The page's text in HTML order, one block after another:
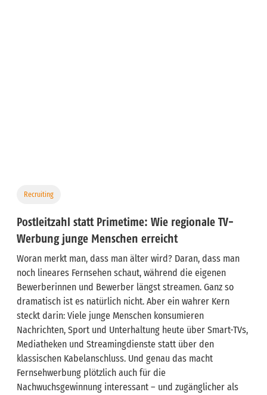
Recruiting
Postleitzahl statt Primetime: Wie regionale TV-
Werbung junge Menschen erreicht
Woran merkt man, dass man älter wird? Daran, dass man
noch lineares Fernsehen schaut, während die eigenen
Bewerberinnen und Bewerber längst streamen. Ganz so
dramatisch ist es natürlich nicht. Aber ein wahrer Kern
steckt darin: Viele junge Menschen konsumieren
Nachrichten, Sport und Unterhaltung heute über Smart-TVs,
Mediatheken und Streamingdienste statt über den
klassischen Kabelanschluss. Und genau das macht
Fernsehwerbung plötzlich auch für die
Nachwuchsgewinnung interessant – und zugänglicher als